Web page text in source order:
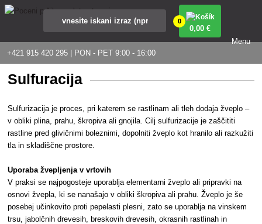
+421 915 420 295 | PON - PET 9:00 - 16:00
0
0,00 €
Menu
Sulfuracija
Sulfurizacija je proces, pri katerem se rastlinam ali tleh dodaja žveplo –
v obliki plina, prahu, škropiva ali gnojila. Cilj sulfurizacije je zaščititi
rastline pred glivičnimi boleznimi, dopolniti žveplo kot hranilo ali razkužiti
tla in skladiščne prostore.
Uporaba žvepljenja v vrtovih
V praksi se najpogosteje uporablja elementarni žveplo ali pripravki na
osnovi žvepla, ki se nanašajo v obliki škropiva ali prahu. Žveplo je še
posebej učinkovito proti pepelasti plesni, zato se uporablja na vinskem
trsu, jabolčnih drevesih, breskovih drevesih, okrasnih rastlinah in